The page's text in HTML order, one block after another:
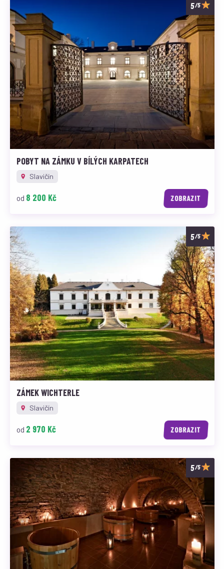
/5
POBYT NA ZÁMKU V BÍLÝCH KARPATECH
Slavičín
od 8 200 Kč ZOBRAZIT
/5
ZÁMEK WICHTERLE
Slavičín
od 2 970 Kč ZOBRAZIT
/5